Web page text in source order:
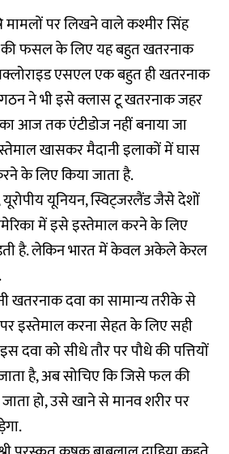
मामलों पर लिखने वाले कश्मीर सिंह
की फसल के लिए यह बहुत खतरनाक
एसएल एक बहुत ही खतरनाक
ने भी इसे क्लास टू खतरनाक जहर
आज तक एंटीडोज नहीं बनाया जा
खासकर मैदानी इलाकों में घास
के लिए किया जाता है.
यूनियन, स्विट्जरलैंड जैसे देशों
में इसे इस्तेमाल करने के लिए
है. लेकिन भारत में केवल अकेले केरल
खतरनाक दवा का सामान्य तरीके से
इस्तेमाल करना सेहत के लिए सही
दवा को सीधे तौर पर पौधे की पत्तियों
है, अब सोचिए कि जिसे फल की
हो, उसे खाने से मानव शरीर पर